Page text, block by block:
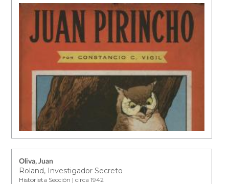
Oliva, Juan
Roland, Investigador Secreto
Historieta Sección | circa 1942